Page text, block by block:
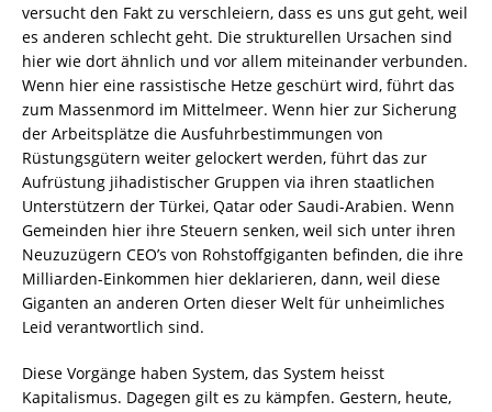
versucht den Fakt zu verschleiern, dass es uns gut geht, weil
es anderen schlecht geht. Die strukturellen Ursachen sind
hier wie dort ähnlich und vor allem miteinander verbunden.
Wenn hier eine rassistische Hetze geschürt wird, führt das
zum Massenmord im Mittelmeer. Wenn hier zur Sicherung
der Arbeitsplätze die Ausfuhrbestimmungen von
Rüstungsgütern weiter gelockert werden, führt das zur
Aufrüstung jihadistischer Gruppen via ihren staatlichen
Unterstützern der Türkei, Qatar oder Saudi-Arabien. Wenn
Gemeinden hier ihre Steuern senken, weil sich unter ihren
Neuzuzügern CEO’s von Rohstoffgiganten befinden, die ihre
Milliarden-Einkommen hier deklarieren, dann, weil diese
Giganten an anderen Orten dieser Welt für unheimliches
Leid verantwortlich sind.
Diese Vorgänge haben System, das System heisst
Kapitalismus. Dagegen gilt es zu kämpfen. Gestern, heute,